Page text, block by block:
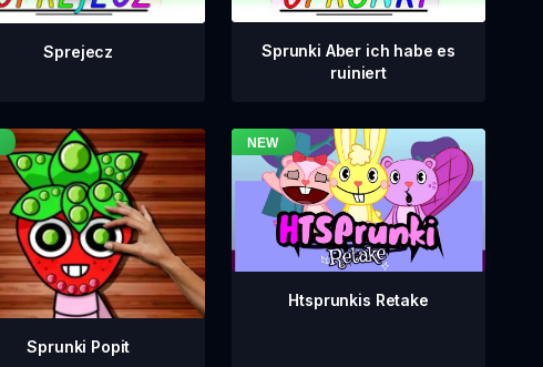
Sprejecz
Sprunki Aber ich habe es
ruiniert
Sprunki Popit
Htsprunkis Retake